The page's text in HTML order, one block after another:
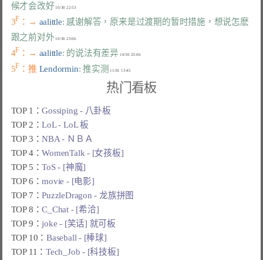
候才会改好
10/30 22:53
3F ：→ aalittle: 感谢解答，原来是过渡期的暂时措施，想说怎麽
跟之前对外
10/30 23:06
4F ：→ aalittle: 的说法有差异 10/30 23:06
5F ：推 Lendormin: 推实测 11/01 13:45
热门看板
TOP 1：Gossiping - 八卦板
TOP 2：LoL - LoL 板
TOP 3：NBA - ＮＢＡ
TOP 4：WomenTalk - [女孩板]
TOP 5：ToS - [神魔]
TOP 6：movie - [电影]
TOP 7：PuzzleDragon - 龙族拼图
TOP 8：C_Chat - [希洽]
TOP 9：joke - [笑话] 就可板
TOP 10：Baseball - [棒球]
TOP 11：Tech_Job - [科技板]